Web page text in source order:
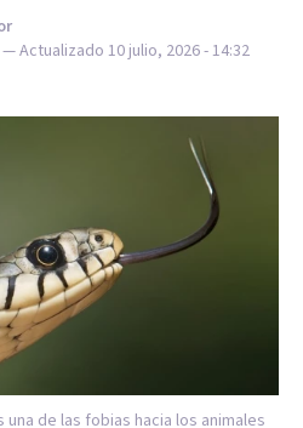
— Actualizado 10 julio, 2026 - 14:32
de las fobias hacia los animales